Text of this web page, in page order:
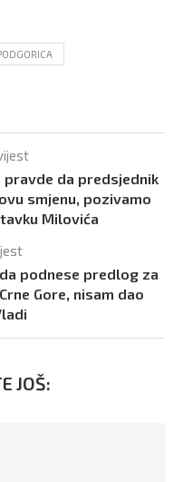
pravde da predsjednik
smjenu, pozivamo
Milovića
podnese predlog za
Gore, nisam dao
JOŠ: